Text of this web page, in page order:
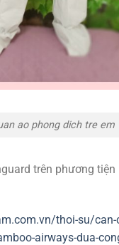
ao phong dich tre em
trên phương tiện
thoi-su/can-
airways-dua-